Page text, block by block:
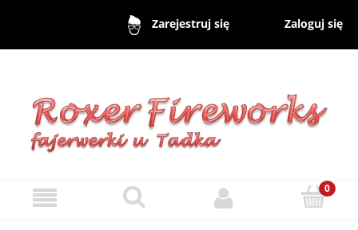
Zarejestruj się Zaloguj się